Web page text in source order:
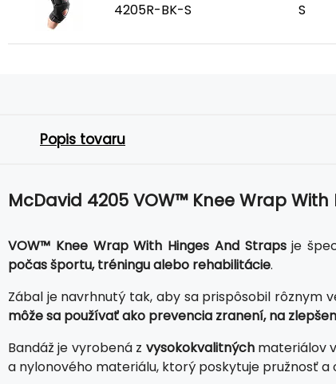
4205R-BK-S S
Popis tovaru
McDavid 4205 VOW™ Knee Wrap
VOW™ Knee Wrap With Hinges And Strapsje
počas športu, tréningu alebo rehabilitácie.
Zábal je navrhnutý tak, aby sa prispôsobil rôznym
môže sa používať ako prevencia zranení, na
Bandáž je vyrobená z vysokokvalitnýchmateriálov
a nylonového materiálu, ktorý poskytuje pružnosť a